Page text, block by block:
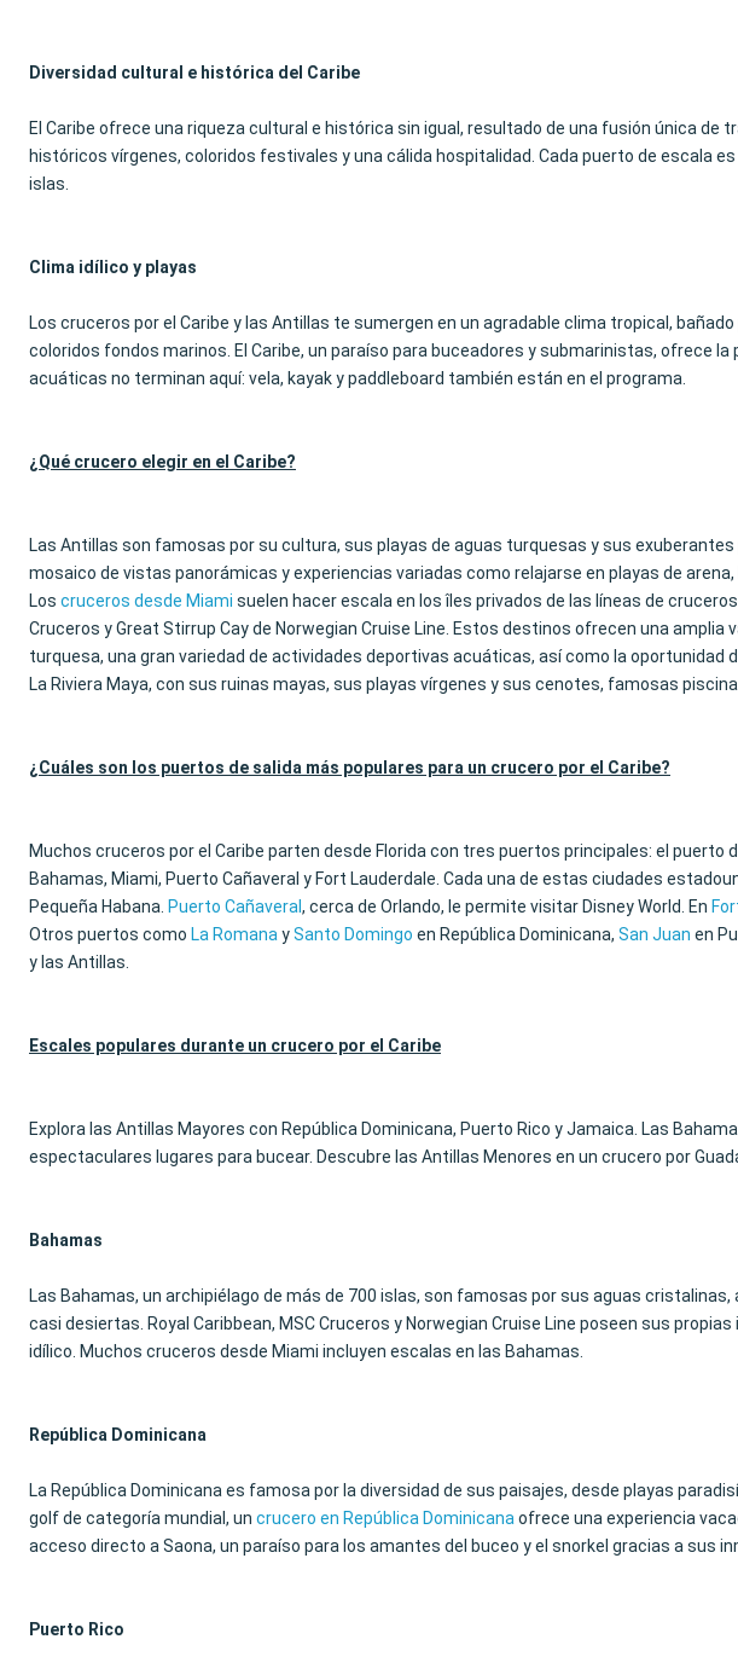
Diversidad cultural e histórica del Caribe
El Caribe ofrece una riqueza cultural e histórica sin igual, resultado de una fusión única
históricos vírgenes, coloridos festivales y una cálida hospitalidad. Cada puerto de escala
islas.
Clima idílico y playas
Los cruceros por el Caribe y las Antillas te sumergen en un agradable clima tropical,
coloridos fondos marinos. El Caribe, un paraíso para buceadores y submarinistas, ofrece
acuáticas no terminan aquí: vela, kayak y paddleboard también están en el programa.
¿Qué crucero elegir en el Caribe?
Las Antillas son famosas por su cultura, sus playas de aguas turquesas y sus
mosaico de vistas panorámicas y experiencias variadas como relajarse en playas de
Los cruceros desde Miami suelen hacer escala en los îles privados de las líneas de
Cruceros y Great Stirrup Cay de Norwegian Cruise Line. Estos destinos ofrecen una
turquesa, una gran variedad de actividades deportivas acuáticas, así como la oportunidad
La Riviera Maya, con sus ruinas mayas, sus playas vírgenes y sus cenotes, famosas
¿Cuáles son los puertos de salida más populares para un crucero por el Caribe?
Muchos cruceros por el Caribe parten desde Florida con tres puertos principales: el
Bahamas, Miami, Puerto Cañaveral y Fort Lauderdale. Cada una de estas ciudades
Pequeña Habana. Puerto Cañaveral , cerca de Orlando, le permite visitar Disney World. En
Otros puertos como La Romana ySanto Domingo en República Dominicana, San Juan en
y las Antillas.
Escales populares durante un crucero por el Caribe
Explora las Antillas Mayores con República Dominicana, Puerto Rico y Jamaica. Las
espectaculares lugares para bucear. Descubre las Antillas Menores en un crucero por
Bahamas
Las Bahamas, un archipiélago de más de 700 islas, son famosas por sus aguas
casi desiertas. Royal Caribbean, MSC Cruceros y Norwegian Cruise Line poseen sus
idílico. Muchos cruceros desde Miami incluyen escalas en las Bahamas.
República Dominicana
La República Dominicana es famosa por la diversidad de sus paisajes, desde playas
golf de categoría mundial, un crucero en República Dominicana ofrece una experiencia
acceso directo a Saona, un paraíso para los amantes del buceo y el snorkel gracias a sus
Puerto Rico